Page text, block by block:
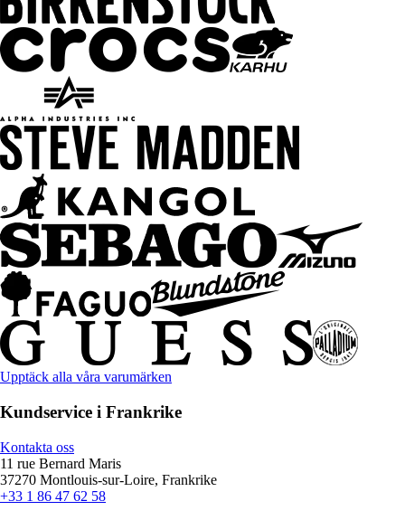
Upptäck alla våra varumärken
Kundservice i Frankrike
Kontakta oss
11 rue Bernard Maris
37270 Montlouis-sur-Loire, Frankrike
+33 1 86 47 62 58